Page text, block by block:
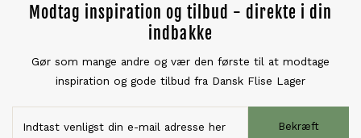
Modtag inspiration og tilbud - direkte i din
indbakke
Gør som mange andre og vær den første til at modtage
inspiration og gode tilbud fra Dansk Flise Lager
Bekræft